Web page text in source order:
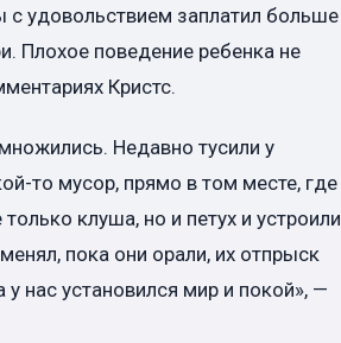
с удовольствием заплатил больше
Плохое поведение ребенка не
Кристс.
Недавно тусили у
то мусор, прямо в том месте, где
клуша, но и петух и устроили
пока они орали, их отпрыск
нас установился мир и покой», —